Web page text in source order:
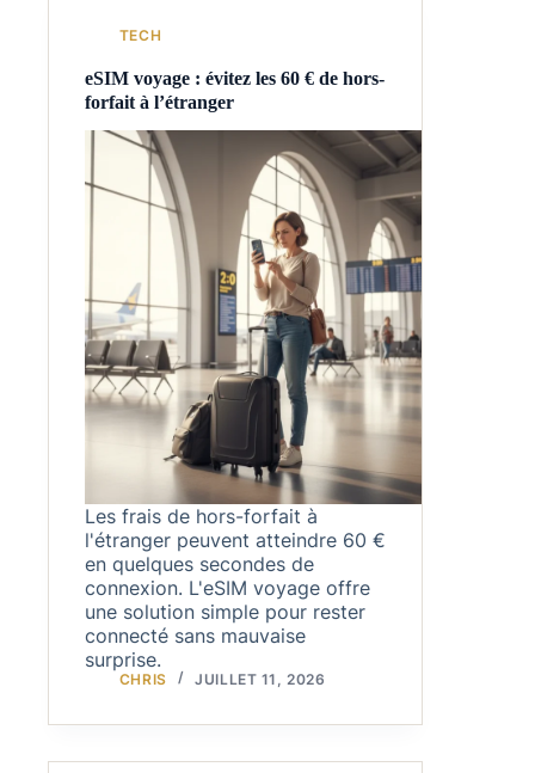
TECH
eSIM voyage : évitez les 60 € de hors-
forfait à l’étranger
Les frais de hors-forfait à
l'étranger peuvent atteindre 60 €
en quelques secondes de
connexion. L'eSIM voyage offre
une solution simple pour rester
connecté sans mauvaise
surprise.
CHRIS JUILLET 11, 2026